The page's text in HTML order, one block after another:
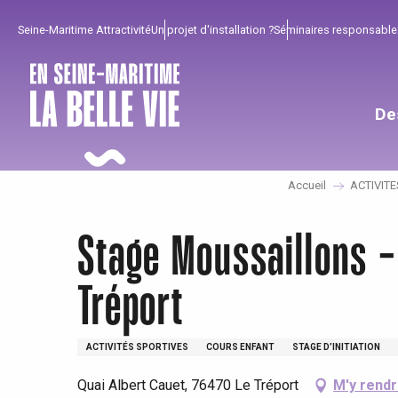
principal
Seine-Maritime AttractivitéUn projet d'installation ?Séminaires
Accueil
Stage Moussaillons
Tréport
ACTIVITÉS SPORTIVES COURS ENFANT STAGE D’INITIATION
Quai Albert Cauet, 76470 Le Tréport M'y